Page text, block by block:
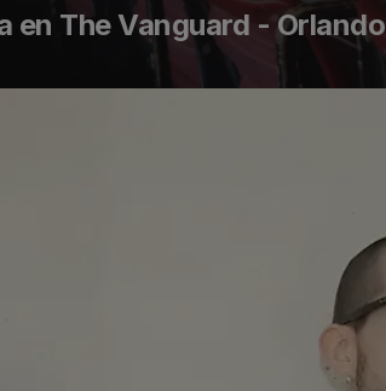
en The Vanguard - Orlando